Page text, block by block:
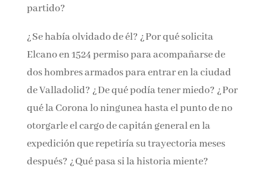
devolvió a Sevilla tres años después de haber
¿Se había olvidado de él? ¿Por qué solicita
Elcano en 1524 permiso para acompañarse de
dos hombres armados para entrar en la ciudad
de Valladolid? ¿De qué podía tener
miedo? ¿Por qué la Corona lo ningunea hasta
el punto de no otorgarle el cargo de capitán
general en la expedición que repetiría su